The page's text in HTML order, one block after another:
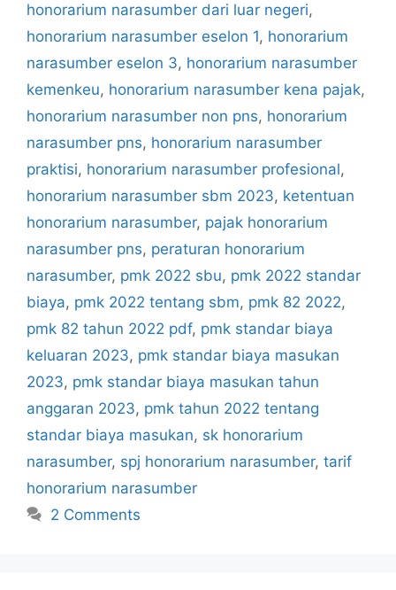
honorarium narasumber dari luar negeri,
honorarium narasumber eselon 1, honorarium
narasumber eselon 3, honorarium narasumber
kemenkeu, honorarium narasumber kena pajak,
honorarium narasumber non pns, honorarium
narasumber pns, honorarium narasumber
praktisi, honorarium narasumber profesional,
honorarium narasumber sbm 2023, ketentuan
honorarium narasumber, pajak honorarium
narasumber pns, peraturan honorarium
narasumber, pmk 2022 sbu, pmk 2022 standar
biaya, pmk 2022 tentang sbm, pmk 82 2022,
pmk 82 tahun 2022 pdf, pmk standar biaya
keluaran 2023, pmk standar biaya masukan
2023, pmk standar biaya masukan tahun
anggaran 2023, pmk tahun 2022 tentang
standar biaya masukan, sk honorarium
narasumber, spj honorarium narasumber, tarif
honorarium narasumber
2 Comments